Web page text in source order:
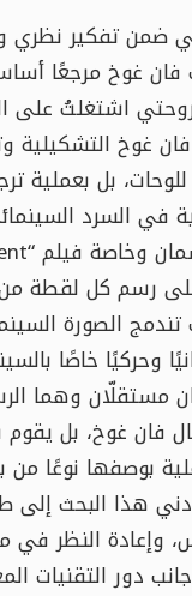
ضمن تفكير نظري
غوخ مرجعًا
اشتغلتُ على
غوخ التشكيلية
بل بعملية
في السرد
رسم كل لقطة
الصورة
وحركيًا خاصًا
مستقلّان وهما
فان غوخ، بل
بوصفها نوعًا
هذا البحث إلى
وإعادة النظر
دور التقنيات